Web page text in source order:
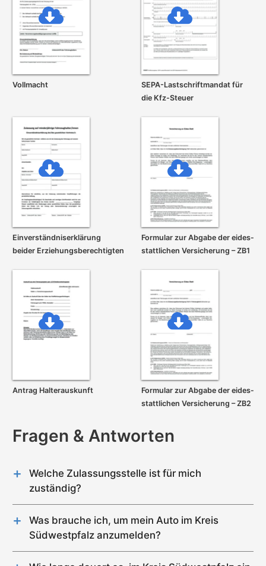
Vollmacht
SEPA-Lastschrift­mandat für
die Kfz-Steuer
Einverständnis­erklärung
beider Erziehungs­berechtigten
Formular zur Abgabe der eides­
stattlichen Versicherung – ZB1
Antrag Halterauskunft
Formular zur Abgabe der eides­
stattlichen Versicherung – ZB2
Fragen & Antworten
Welche Zulassungsstelle ist für mich
zuständig?
Im Kreis Südwestpfalz gibt es genau 1
Zulassungsstelle (Pirmasens (Landkreis)).
Was brauche ich, um mein Auto im Kreis
Südwestpfalz anzumelden?
Für die Zulassung eines Gebrauchtwagens im
Kreis Südwestpfalz wird Folgendes benötigt: